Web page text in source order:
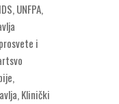
UNFPA,
i
Klinički